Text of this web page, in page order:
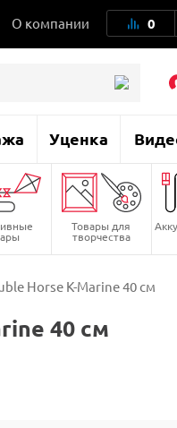
О компании 0
Уценка
Товары для
творчества
Horse K-Marine 40 см
40 см